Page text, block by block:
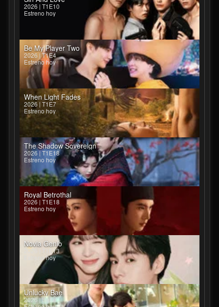
2026 | T1E10
Estreno hoy
Be My Player Two
2026 | T1E4
Estreno hoy
When Light Fades
2026 | T1E7
Estreno hoy
The Shadow Sovereign
2026 | T1E18
Estreno hoy
Royal Betrothal
2026 | T1E18
Estreno hoy
Novia Genio
2026 | T1E13
Estreno hoy
Unlucky Bae
2026 | Serie